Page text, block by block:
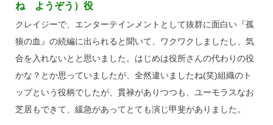
ね ようぞう）役
クレイジーで、エンターテインメントとして抜群に面白い『孤
狼の血』の続編に出られると聞いて、ワクワクしましたし、気
合を入れないとと思いました。はじめは役所さんの代わりの役
かな？とか思っていましたが、全然違いましたね(笑)組織のト
ップという役柄でしたが、貫禄がありつつも、ユーモラスなお
芝居もできて、緩急があってとても演じ甲斐がありました。